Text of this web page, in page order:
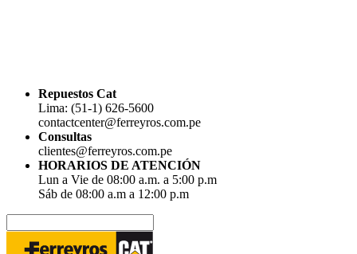
Repuestos Cat
Lima: (51-1) 626-5600
contactcenter@ferreyros.com.pe
Consultas
clientes@ferreyros.com.pe
HORARIOS DE ATENCIÓN
Lun a Vie de 08:00 a.m. a 5:00 p.m
Sáb de 08:00 a.m a 12:00 p.m